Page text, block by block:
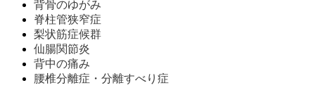
背骨のゆがみ
脊柱管狭窄症
梨状筋症候群
仙腸関節炎
背中の痛み
腰椎分離症・分離すべり症